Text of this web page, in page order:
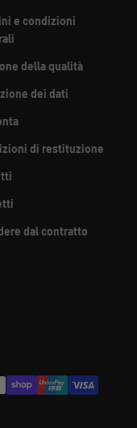
e condizioni
della qualità
dei dati
di restituzione
dal contratto